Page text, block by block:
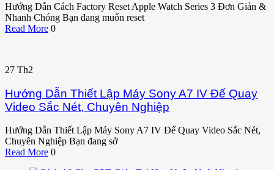
Hướng Dẫn Cách Factory Reset Apple Watch Series 3 Đơn Giản &
Nhanh Chóng Bạn đang muốn reset
Read More 0
27 Th2
Hướng Dẫn Thiết Lập Máy Sony A7 IV Để Quay
Video Sắc Nét, Chuyên Nghiệp
Hướng Dẫn Thiết Lập Máy Sony A7 IV Để Quay Video Sắc Nét,
Chuyên Nghiệp Bạn đang sở
Read More 0